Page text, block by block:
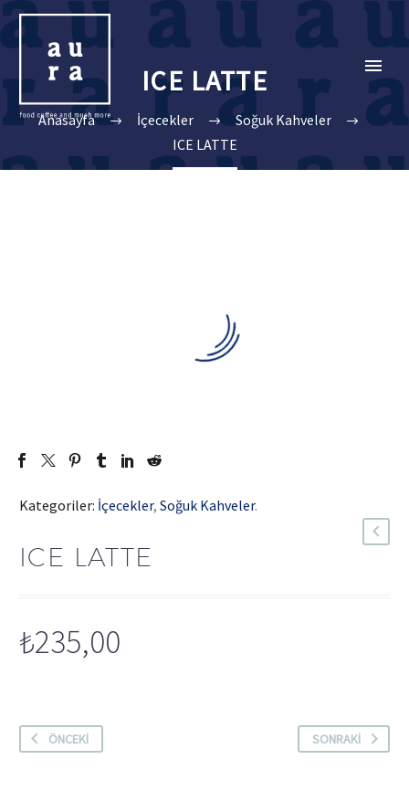
ICE LATTE
Anasayfa İçecekler
Soğuk Kahveler
ICE LATTE
Kategoriler: İçecekler, Soğuk Kahveler.
ICE LATTE
₺235,00
ÖNCEKI SONRAKI